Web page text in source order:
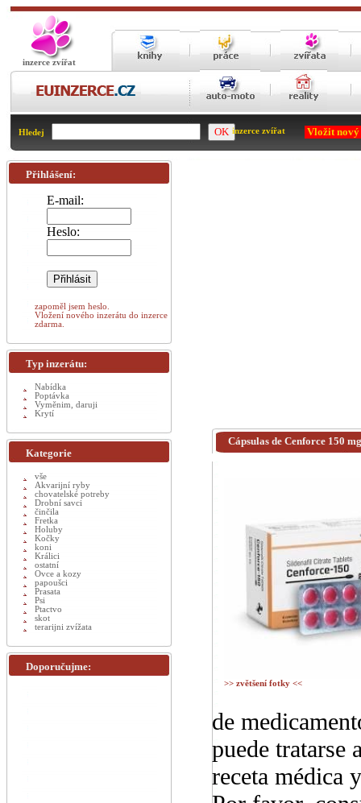
inzerce zvířat
Hledej inzerce zvířat Vložit
Cápsulas de Cenforce 150
>> zvětšení fotky <<
de
puede tratarse
receta médica
Přihlášení:
E-mail:
Heslo:
zapoměl jsem heslo.
Vložení nového inzerátu do inzerce
zdarma.
Typ inzerátu:
Nabídka
Poptávka
Vyměnim, daruji
Krytí
Kategorie
vše
Akvarijní ryby
chovatelské potreby
Drobní savci
činčila
Fretka
Holuby
Kočky
koni
Králici
ostatní
Ovce a kozy
papoušci
Prasata
Psi
Ptactvo
skot
terarijni zvížata
Doporučujme: